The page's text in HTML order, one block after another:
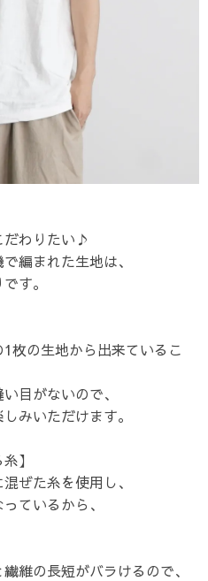
だわりたい♪
編まれた生地は、
す。
枚の生地から出来ているこ
目がないので、
みいただけます。
】
ぜた糸を使用し、
ているから、
維の長短がバラけるので、